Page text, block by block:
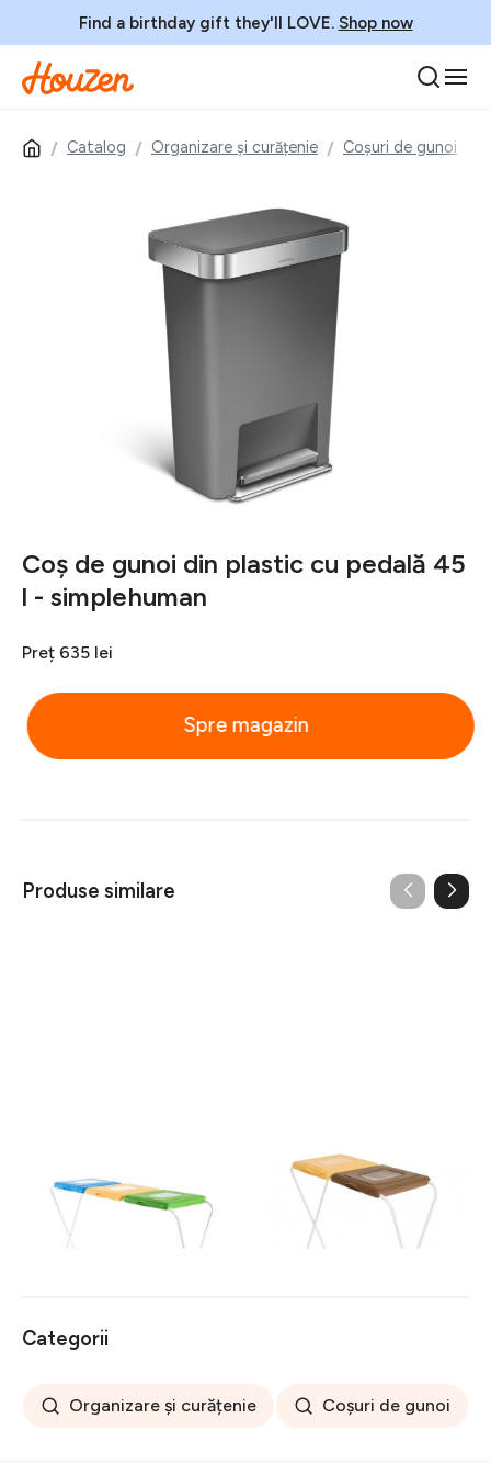
Find a birthday gift they'll LOVE. Shop now
Catalog Organizare și curățenie Coșuri de gunoi
Coș de gunoi din plastic cu pedală 45
l - simplehuman
Preț 635 lei
Spre magazin
Produse similare
Suport pentru saci menajeri
pentru colectare selectiva
120 L, Jotta, 3
compartimente verde-
149 lei
Suport pentru saci menajeri
pentru colectare selectiva
120 L, Jotta, 2
compartimente galben-
Categorii
Organizare și curățenie Coșuri de gunoi